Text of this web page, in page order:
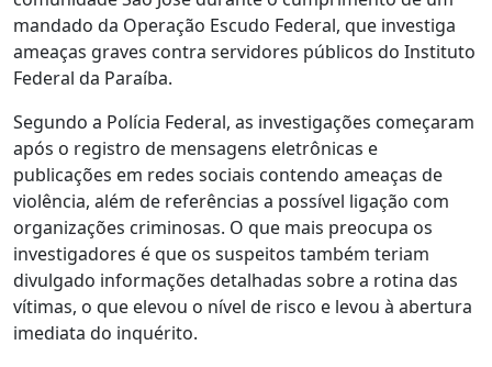
mandado da Operação Escudo Federal, que investiga
ameaças graves contra servidores públicos do Instituto
Federal da Paraíba.
Segundo a Polícia Federal, as investigações começaram
após o registro de mensagens eletrônicas e
publicações em redes sociais contendo ameaças de
violência, além de referências a possível ligação com
organizações criminosas. O que mais preocupa os
investigadores é que os suspeitos também teriam
divulgado informações detalhadas sobre a rotina das
vítimas, o que elevou o nível de risco e levou à abertura
imediata do inquérito.